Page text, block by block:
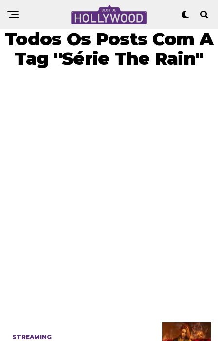
Todos Os Posts Com A
Tag "Série The Rain"
STREAMING